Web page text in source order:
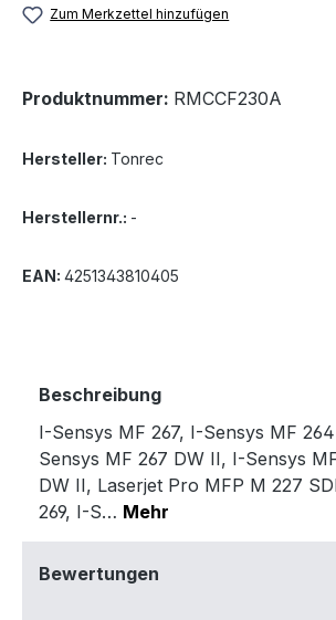
Zum Merkzettel hinzufügen
Produktnummer: RMCCF230A
Hersteller: Tonrec
Herstellernr.: -
EAN: 4251343810405
Beschreibung
I-Sensys MF 267, I-Sensys MF
Sensys MF 267 DW II, I-Sensys
DW II, Laserjet Pro MFP M 227
269, I-S… Mehr
Bewertungen